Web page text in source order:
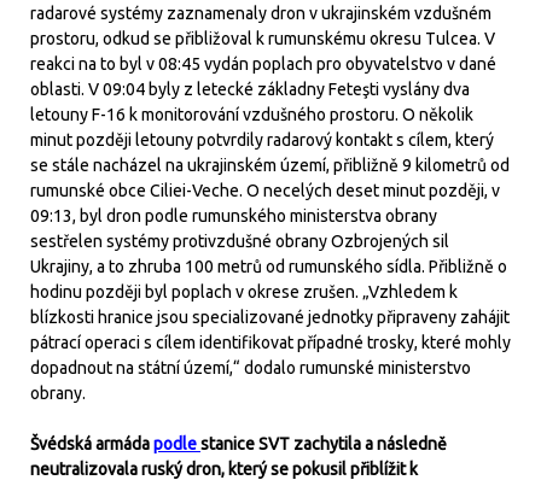
radarové systémy zaznamenaly dron v ukrajinském vzdušném
prostoru, odkud se přibližoval k rumunskému okresu Tulcea. V
reakci na to byl v 08:45 vydán poplach pro obyvatelstvo v dané
oblasti. V 09:04 byly z letecké základny Feteşti vyslány dva
letouny F-16 k monitorování vzdušného prostoru. O několik
minut později letouny potvrdily radarový kontakt s cílem, který
se stále nacházel na ukrajinském území, přibližně 9 kilometrů od
rumunské obce Ciliei-Veche. O necelých deset minut později, v
09:13, byl dron podle rumunského ministerstva obrany
sestřelen systémy protivzdušné obrany Ozbrojených sil
Ukrajiny, a to zhruba 100 metrů od rumunského sídla. Přibližně o
hodinu později byl poplach v okrese zrušen. „Vzhledem k
blízkosti hranice jsou specializované jednotky připraveny zahájit
pátrací operaci s cílem identifikovat případné trosky, které mohly
dopadnout na státní území,“ dodalo rumunské ministerstvo
obrany.
Švédská armádapodlestanice SVT zachytila a následně
neutralizovala ruský dron, který se pokusil přiblížit k